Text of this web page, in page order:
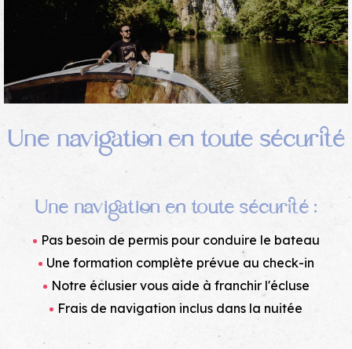
Une navigation en toute sécurité
Une navigation en toute sécurité :
Pas besoin de permis pour conduire le bateau
Une formation complète prévue au check-in
Notre éclusier vous aide à franchir l'écluse
Frais de navigation inclus dans la nuitée